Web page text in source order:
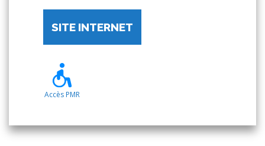
SITE INTERNET
Accès PMR